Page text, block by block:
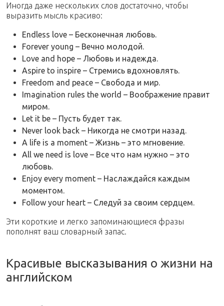
Иногда даже нескольких слов достаточно, чтобы
выразить мысль красиво:
Endless love – Бесконечная любовь.
Forever young – Вечно молодой.
Love and hope – Любовь и надежда.
Aspire to inspire – Стремись вдохновлять.
Freedom and peace – Свобода и мир.
Imagination rules the world – Воображение правит
миром.
Let it be – Пусть будет так.
Never look back – Никогда не смотри назад.
A life is a moment – Жизнь – это мгновение.
All we need is love – Все что нам нужно – это
любовь.
Enjoy every moment – Наслаждайся каждым
моментом.
Follow your heart – Следуй за своим сердцем.
Эти короткие и легко запоминающиеся фразы
пополнят ваш словарный запас.
Красивые высказывания о жизни на
английском